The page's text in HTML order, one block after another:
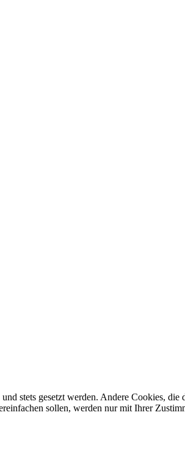
stets gesetzt werden. Andere Cookies,
sollen, werden nur mit Ihrer